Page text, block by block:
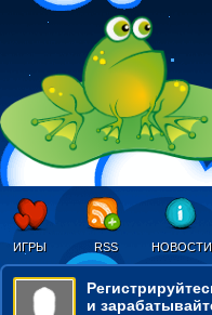
ИГРЫ RSS НОВОСТИ
и